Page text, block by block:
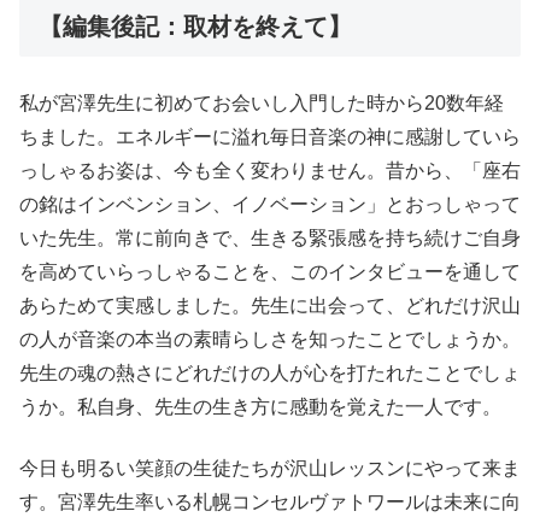
【編集後記：取材を終えて】
私が宮澤先生に初めてお会いし入門した時から20数年経
ちました。エネルギーに溢れ毎日音楽の神に感謝していら
っしゃるお姿は、今も全く変わりません。昔から、「座右
の銘はインベンション、イノベーション」とおっしゃって
いた先生。常に前向きで、生きる緊張感を持ち続けご自身
を高めていらっしゃることを、このインタビューを通して
あらためて実感しました。先生に出会って、どれだけ沢山
の人が音楽の本当の素晴らしさを知ったことでしょうか。
先生の魂の熱さにどれだけの人が心を打たれたことでしょ
うか。私自身、先生の生き方に感動を覚えた一人です。
今日も明るい笑顔の生徒たちが沢山レッスンにやって来ま
す。宮澤先生率いる札幌コンセルヴァトワールは未来に向